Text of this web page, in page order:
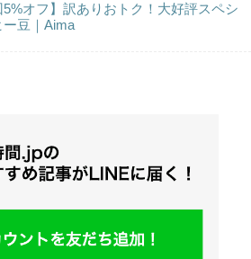
5%オフ】訳ありおトク！大好評スペシ
ー豆｜Aima